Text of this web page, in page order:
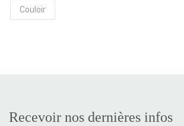
Couloir
Recevoir nos dernières infos